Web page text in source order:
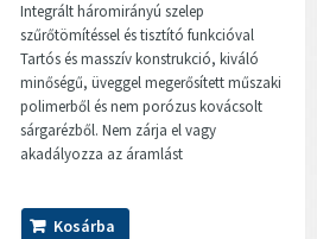
Integrált háromirányú szelep
szűrőtömítéssel és tisztító funkcióval
Tartós és masszív konstrukció, kiváló
minőségű, üveggel megerősített műszaki
polimerből és nem porózus kovácsolt
sárgarézből. Nem zárja el vagy
akadályozza az áramlást
Kosárba